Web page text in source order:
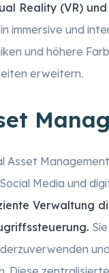
Reality (VR)
immersive und
und höhere
erweitern.
Media und
Verwaltung